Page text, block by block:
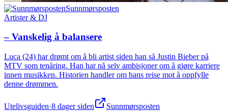
Sunnmørsposten
Artister & DJ
– Vanskelig å balansere
Luca (24) har drømt om å bli artist siden han så Justin Bieber på
MTV som tenåring. Han har nå selv ambisjoner om å gjøre karriere
innen musikken. Historien handler om hans reise mot å oppfylle
denne drømmen.
Utelivsguiden·8 dager siden
Sunnmørsposten